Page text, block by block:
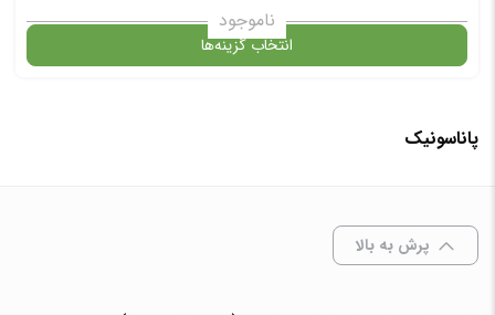
ناموجود
انتخاب گزینه‌ها
گارانتی
پاناسونیک
پرش به بالا